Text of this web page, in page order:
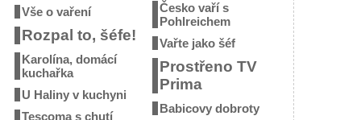
Vše o vaření
Rozpal to, šéfe!
Karolína, domácí
kuchařka
U Haliny v kuchyni
Tescoma s chutí
Česko vaří s
Pohlreichem
Vařte jako šéf
Prostřeno TV
Prima
Babicovy dobroty